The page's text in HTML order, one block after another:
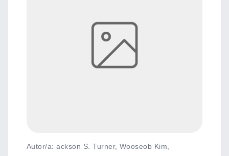
Autor/a: ackson S. Turner, Wooseob Kim,